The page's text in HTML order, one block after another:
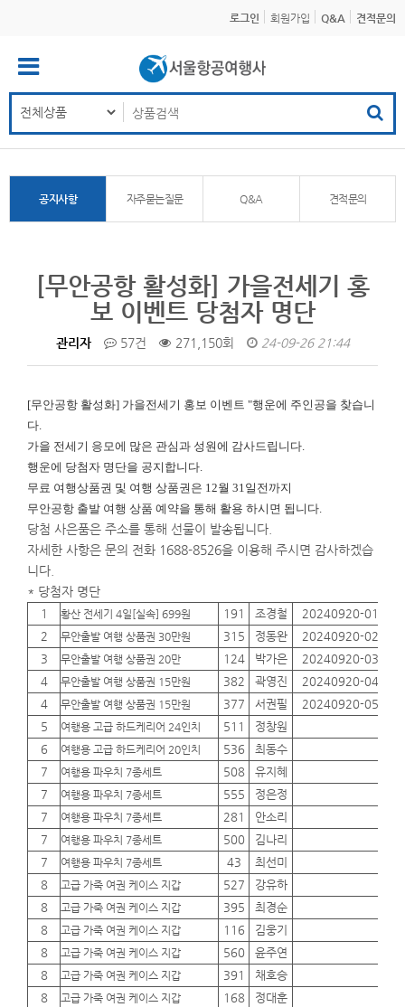
로그인 회원가입 Q&A 견적문의
공지사항 자주묻는질문 Q&A 견적문의
[무안공항 활성화] 가을전세기 홍
보 이벤트 당첨자 명단
관리자 57건 271,150회 24-09-26 21:44
[무안공항 활성화] 가을전세기 홍보 이벤트 "행운에 주인공을 찾습니
다.
가을 전세기 응모에 많은 관심과 성원에 감사드립니다.
행운에 당첨자 명단을 공지합니다.
무료 여행상품권 및 여행 상품권은 12월 31일전까지
무안공항 출발 여행 상품 예약을 통해 활용 하시면 됩니다.
당첨 사은품은 주소를 통해 선물이 발송됩니다.
자세한 사항은 문의 전화 1688-8526을 이용해 주시면 감사하겠습
니다.
* 당첨자 명단
1 황산 전세기 4일[실속] 699원 191 조경철 20240920-01
2
무안출발 여행 상품권 30만원 315 정동완 20240920-02
3
무안출발 여행 상품권 20만 124 박가은 20240920-03
4
무안출발 여행 상품권 15만원 382 곽영진 20240920-04
4
무안출발 여행 상품권 15만원 377 서권필 20240920-05
5
여행용 고급 하드케리어 24인치 511 정창원
6
여행용 고급 하드케리어 20인치 536 최동수
7
여행용 파우치 7종세트 508 유지혜
7
여행용 파우치 7종세트 555 정은정
7
여행용 파우치 7종세트 281 안소리
7
여행용 파우치 7종세트 500 김나리
7
여행용 파우치 7종세트 43 최선미
8
고급 가죽 여권 케이스 지갑 527 강유하
8
고급 가죽 여권 케이스 지갑 395 최경순
8
고급 가죽 여권 케이스 지갑 116 김웅기
8
고급 가죽 여권 케이스 지갑 560 윤주연
8
고급 가죽 여권 케이스 지갑 391 채호승
8
고급 가죽 여권 케이스 지갑 168 정대훈